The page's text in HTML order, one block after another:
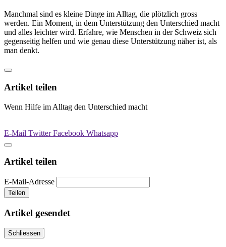
Manchmal sind es kleine Dinge im Alltag, die plötzlich gross
werden. Ein Moment, in dem Unterstützung den Unterschied macht
und alles leichter wird. Erfahre, wie Menschen in der Schweiz sich
gegenseitig helfen und wie genau diese Unterstützung näher ist, als
man denkt.
Artikel teilen
Wenn Hilfe im Alltag den Unterschied macht
E-Mail TwitterFacebook Whatsapp
Artikel teilen
E-Mail-Adresse
Teilen
Artikel gesendet
Schliessen